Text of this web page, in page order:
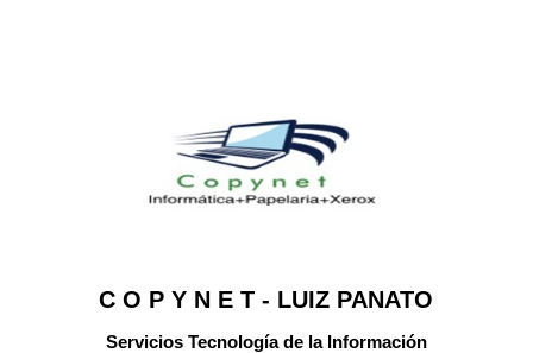
C O P Y N E T - LUIZ PANATO
Servicios Tecnología de la Información